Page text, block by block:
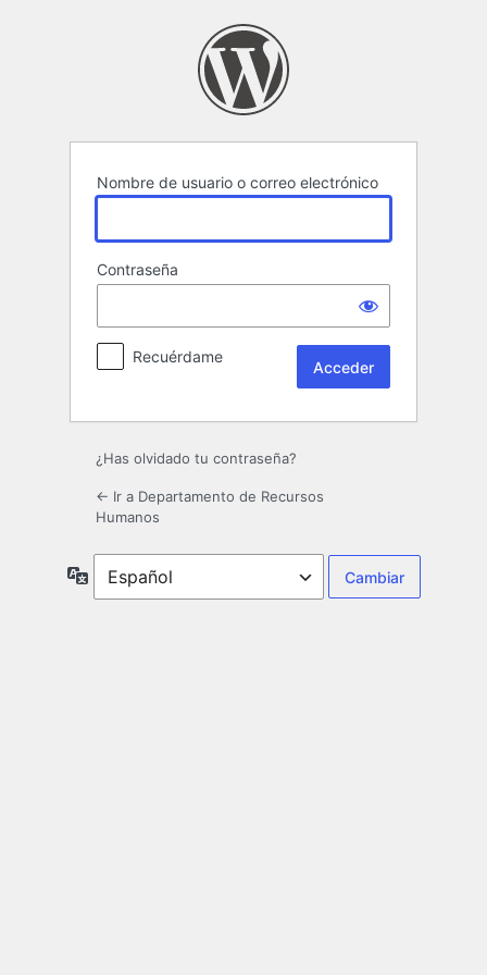
Nombre de usuario o correo electrónico
Contraseña
Recuérdame
¿Has olvidado tu contraseña?
← Ir a Departamento de Recursos
Humanos
Idioma